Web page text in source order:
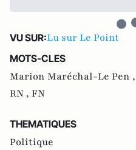
VU SUR:Lu sur Le Point
MOTS-CLES
Marion Maréchal-Le Pen ,
RN , FN
THEMATIQUES
Politique